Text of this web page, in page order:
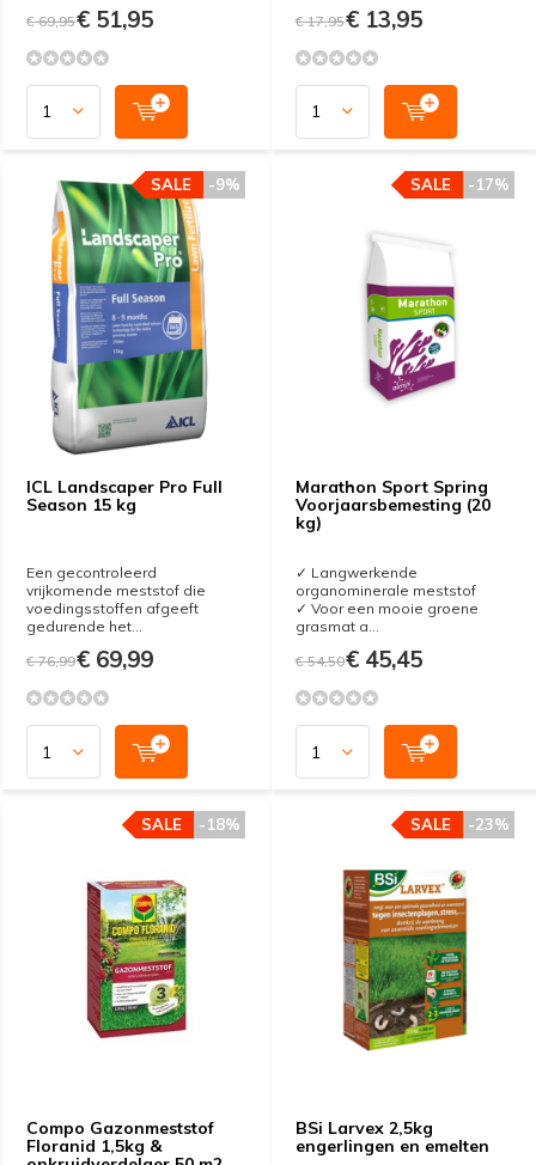
€ 69,95€ 51,95
€ 17,95€ 13,95
ICL Landscaper Pro Full
Season 15 kg
-9%
SALE
Een gecontroleerd
vrijkomende meststof die
voedingsstoffen afgeeft
gedurende het...
€ 76,99€ 69,99
Marathon Sport Spring
Voorjaarsbemesting (20
kg)
-17%
SALE
✓ Langwerkende
organominerale meststof
✓ Voor een mooie groene
grasmat a...
€ 54,50€ 45,45
Compo Gazonmeststof
Floranid 1,5kg &
-18%
SALE
BSi Larvex 2,5kg
engerlingen en emelten
-23%
SALE